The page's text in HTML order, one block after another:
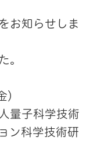
お知らせしま
。
量子科学技術
ン科学技術研